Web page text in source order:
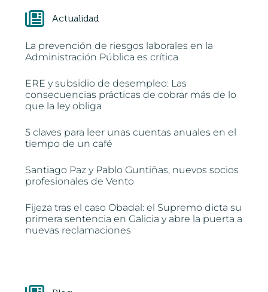
Actualidad
La prevención de riesgos laborales en la
Administración Pública es crítica
ERE y subsidio de desempleo: Las
consecuencias prácticas de cobrar más de lo
que la ley obliga
5 claves para leer unas cuentas anuales en el
tiempo de un café
Santiago Paz y Pablo Guntiñas, nuevos socios
profesionales de Vento
Fijeza tras el caso Obadal: el Supremo dicta su
primera sentencia en Galicia y abre la puerta a
nuevas reclamaciones